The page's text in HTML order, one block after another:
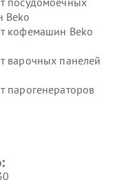
Beko
кофемашин Beko
варочных панелей
парогенераторов
морозильных камер